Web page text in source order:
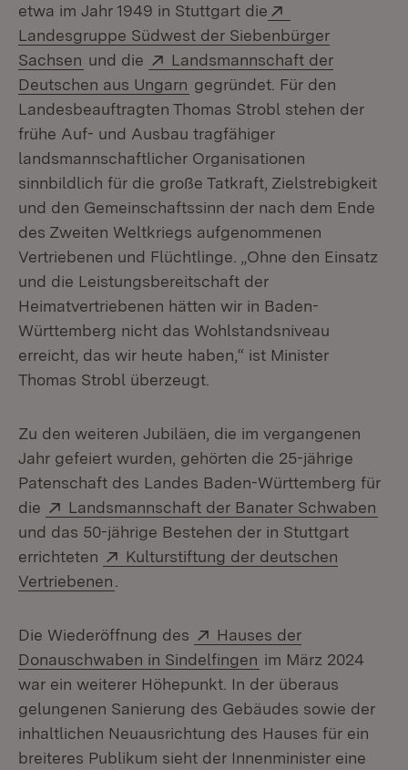
etwa im Jahr 1949 in Stuttgart die
Landesgruppe Südwest der Siebenbürger
Sachsen (Öffnet in neuem Fenster)
und die Extern:
Landsmannschaft der
Deutschen aus Ungarn (Öffnet in neuem Fenster)
gegründet. Für den
Landesbeauftragten Thomas Strobl stehen der
frühe Auf- und Ausbau tragfähiger
landsmannschaftlicher Organisationen
sinnbildlich für die große Tatkraft, Zielstrebigkeit
und den Gemeinschaftssinn der nach dem Ende
des Zweiten Weltkriegs aufgenommenen
Vertriebenen und Flüchtlinge. „Ohne den Einsatz
und die Leistungsbereitschaft der
Heimatvertriebenen hätten wir in Baden-
Württemberg nicht das Wohlstandsniveau
erreicht, das wir heute haben,“ ist Minister
Thomas Strobl überzeugt.
Zu den weiteren Jubiläen, die im vergangenen
Jahr gefeiert wurden, gehörten die 25-jährige
Patenschaft des Landes Baden-Württemberg für
die
Extern:
Landsmannschaft der Banater Schwaben
und das 50-jährige Bestehen der in Stuttgart
errichteten
Extern:
Kulturstiftung der deutschen
Vertriebenen
Die Wiederöffnung des Extern:
Hauses der
Donauschwaben in Sindelfingen (Öffnet in neuem
im März 2024
war ein weiterer Höhepunkt. In der überaus
gelungenen Sanierung des Gebäudes sowie der
inhaltlichen Neuausrichtung des Hauses für ein
breiteres Publikum sieht der Innenminister eine